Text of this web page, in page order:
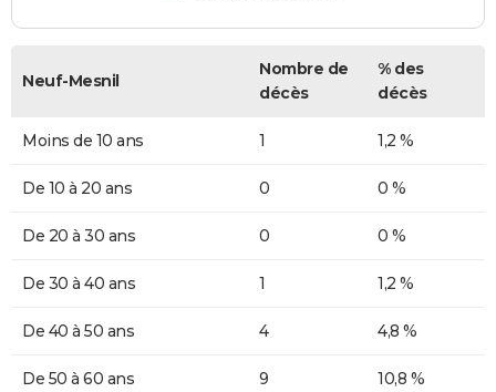
Neuf-Mesnil
Nombre de
décès
% des
décès
Moins de 10 ans 1 1,2 %
De 10 à 20 ans 0 0 %
De 20 à 30 ans 0 0 %
De 30 à 40 ans 1 1,2 %
De 40 à 50 ans 4 4,8 %
De 50 à 60 ans 9 10,8 %